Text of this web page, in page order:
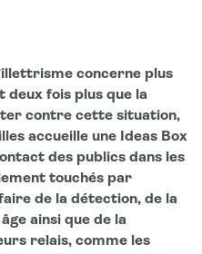
concerne plus
deux fois plus que la
contre cette situation,
accueille une Ideas Box
des publics dans les
touchés par
de la détection, de la
ainsi que de la
relais, comme les